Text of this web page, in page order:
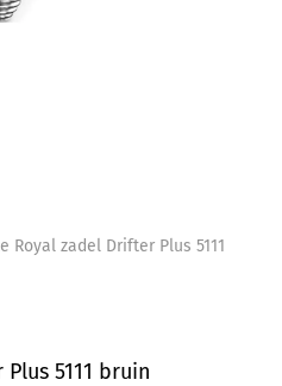
Royal zadel Drifter Plus 5111
5111 bruin